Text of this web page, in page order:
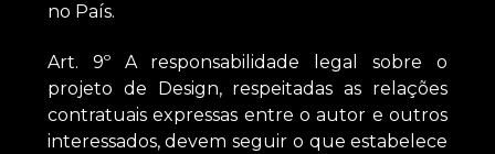
no País.
Art. 9º A responsabilidade legal sobre o
projeto de Design, respeitadas as relações
contratuais expressas entre o autor e outros
interessados, devem seguir o que estabelece